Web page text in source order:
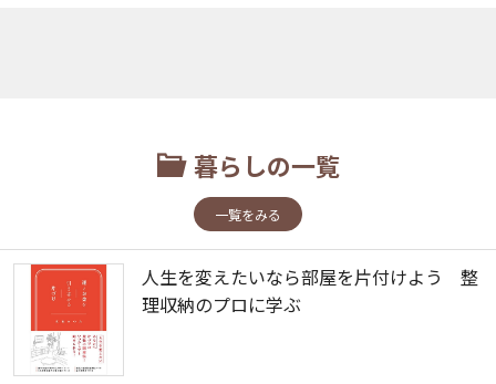
暮らしの一覧
一覧をみる
人生を変えたいなら部屋を片付けよう 整
理収納のプロに学ぶ